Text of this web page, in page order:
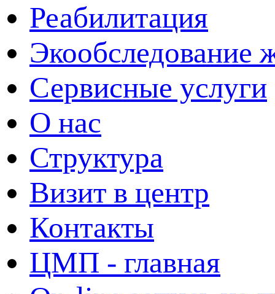
Реабилитация
Экообследование
Сервисные услуги
О нас
Структура
Визит в центр
Контакты
ЦМП - главная